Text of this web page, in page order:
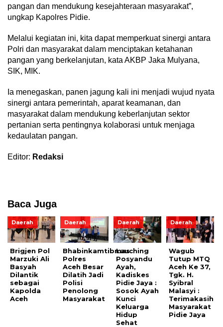
pangan dan mendukung kesejahteraan masyarakat”,
ungkap Kapolres Pidie.
Melalui kegiatan ini, kita dapat memperkuat sinergi antara
Polri dan masyarakat dalam menciptakan ketahanan
pangan yang berkelanjutan, kata AKBP Jaka Mulyana,
SIK, MIK.
Ia menegaskan, panen jagung kali ini menjadi wujud nyata
sinergi antara pemerintah, aparat keamanan, dan
masyarakat dalam mendukung keberlanjutan sektor
pertanian serta pentingnya kolaborasi untuk menjaga
kedaulatan pangan.
Editor: Redaksi
Baca Juga
Daerah
Brigjen Pol
Marzuki Ali
Basyah
Dilantik
sebagai
Kapolda
Aceh
Daerah
Bhabinkamtibmas
Polres
Aceh Besar
Dilatih Jadi
Polisi
Penolong
Masyarakat
Daerah
Lauching
Posyandu
Ayah,
Kadiskes
Pidie Jaya :
Sosok Ayah
Kunci
Keluarga
Hidup
Sehat
Daerah
Wagub
Tutup MTQ
Aceh Ke 37,
Tgk. H.
Syibral
Malasyi :
Terimakasih
Masyarakat
Pidie Jaya